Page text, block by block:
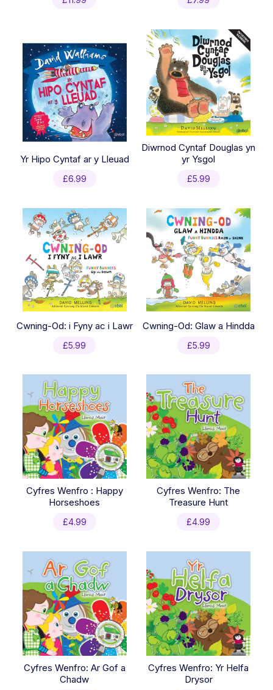
Yr Hipo Cyntaf ar y Lleuad
£6.99
Diwrnod Cyntaf Douglas yn
yr Ysgol
£5.99
Cwning-Od: i Fyny ac i Lawr
£5.99
Cwning-Od: Glaw a Hindda
£5.99
Cyfres Wenfro : Happy
Horseshoes
£4.99
Cyfres Wenfro: The
Treasure Hunt
£4.99
Cyfres Wenfro: Ar Gof a
Chadw
Cyfres Wenfro: Yr Helfa
Drysor